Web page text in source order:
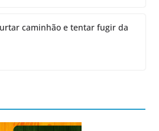
caminhão e tentar fugir da